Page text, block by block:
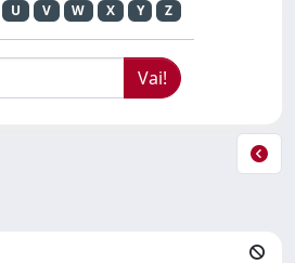
U V W X Y Z